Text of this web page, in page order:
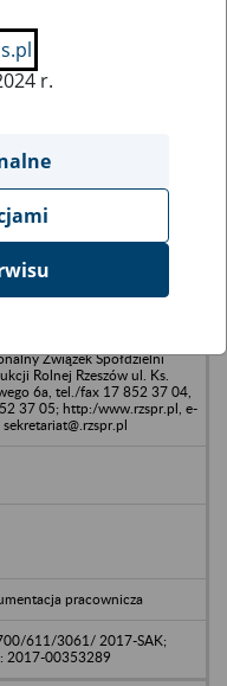
Spółdzielnia Produkcyjna -
Związek Spółdzielni
Rolnej Rzeszów ul. Ks.
6a, tel./fax 17 852 37 04,
37 05; http:/www.rzspr.pl, e-
pracownicza
611/3061/ 2017-SAK;
2017-00353289
r.